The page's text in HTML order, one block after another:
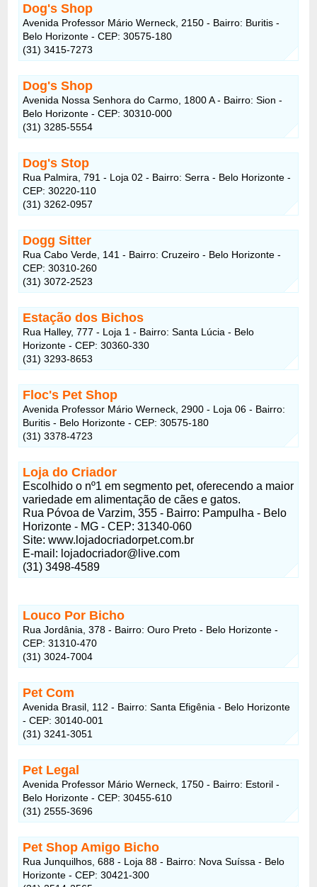
Dog's Shop
Avenida Professor Mário Werneck, 2150 - Bairro: Buritis -
Belo Horizonte - CEP: 30575-180
(31) 3415-7273
Dog's Shop
Avenida Nossa Senhora do Carmo, 1800 A - Bairro: Sion -
Belo Horizonte - CEP: 30310-000
(31) 3285-5554
Dog's Stop
Rua Palmira, 791 - Loja 02 - Bairro: Serra - Belo Horizonte -
CEP: 30220-110
(31) 3262-0957
Dogg Sitter
Rua Cabo Verde, 141 - Bairro: Cruzeiro - Belo Horizonte -
CEP: 30310-260
(31) 3072-2523
Estação dos Bichos
Rua Halley, 777 - Loja 1 - Bairro: Santa Lúcia - Belo
Horizonte - CEP: 30360-330
(31) 3293-8653
Floc's Pet Shop
Avenida Professor Mário Werneck, 2900 - Loja 06 - Bairro:
Buritis - Belo Horizonte - CEP: 30575-180
(31) 3378-4723
Loja do Criador
Escolhido o nº1 em segmento pet, oferecendo a maior
variedade em alimentação de cães e gatos.
Rua Póvoa de Varzim, 355 - Bairro: Pampulha - Belo
Horizonte - MG - CEP: 31340-060
Site: www.lojadocriadorpet.com.br
E-mail: lojadocriador@live.com
(31) 3498-4589
Louco Por Bicho
Rua Jordânia, 378 - Bairro: Ouro Preto - Belo Horizonte -
CEP: 31310-470
(31) 3024-7004
Pet Com
Avenida Brasil, 112 - Bairro: Santa Efigênia - Belo Horizonte
- CEP: 30140-001
(31) 3241-3051
Pet Legal
Avenida Professor Mário Werneck, 1750 - Bairro: Estoril -
Belo Horizonte - CEP: 30455-610
(31) 2555-3696
Pet Shop Amigo Bicho
Rua Junquilhos, 688 - Loja 88 - Bairro: Nova Suíssa - Belo
Horizonte - CEP: 30421-300